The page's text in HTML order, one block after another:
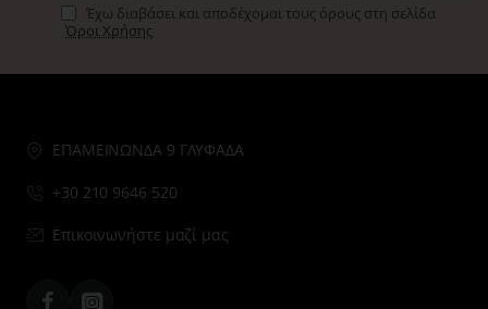
Έχω διαβάσει και αποδέχομαι τους όρους στη σελίδα
Όροι Χρήσης
ΕΠΑΜΕΙΝΩΝΔΑ 9 ΓΛΥΦΑΔΑ
+30 210 9646 520
Επικοινωνήστε μαζί μας